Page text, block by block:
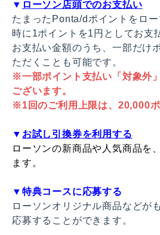
▼ ローソン店頭でのお支払い
たまったPonta/dポイントをロ
時に1ポイントを1円としてお支
お支払い金額のうち、一部だけ
ただくことも可能です。
※一部ポイント支払い「対象外
ございます。
※1回のご利用上限は、20,000ポ
▼ お試し引換券を利用する
ローソンの新商品や人気商品を
ます。
▼ 特典コースに応募する
ローソンオリジナル商品などが
応募することができます。